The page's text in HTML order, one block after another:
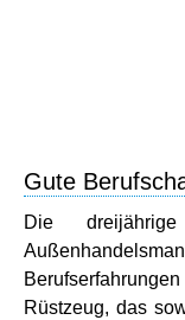
Gute
Die
Rüstzeug, das